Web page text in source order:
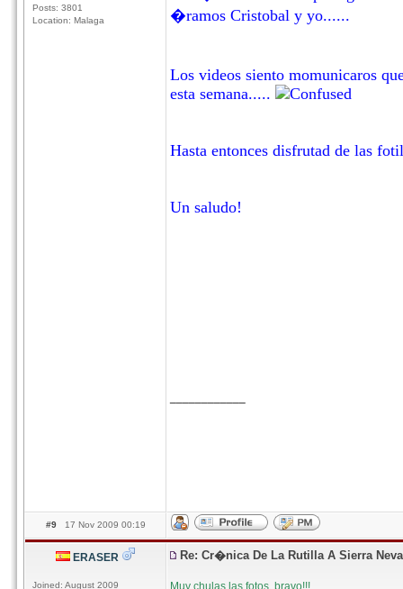
Posts: 3801
Location: Malaga
�ramos Cristobal y yo......
Los videos siento momunicaros
esta semana.....
Hasta entonces disfrutad de las
Un saludo!
#9 17 Nov 2009 00:19
ERASER
Joined: August 2009
Re: Cr�nica De La Rutilla A Sierra
Muy chulas las fotos, bravo!!!